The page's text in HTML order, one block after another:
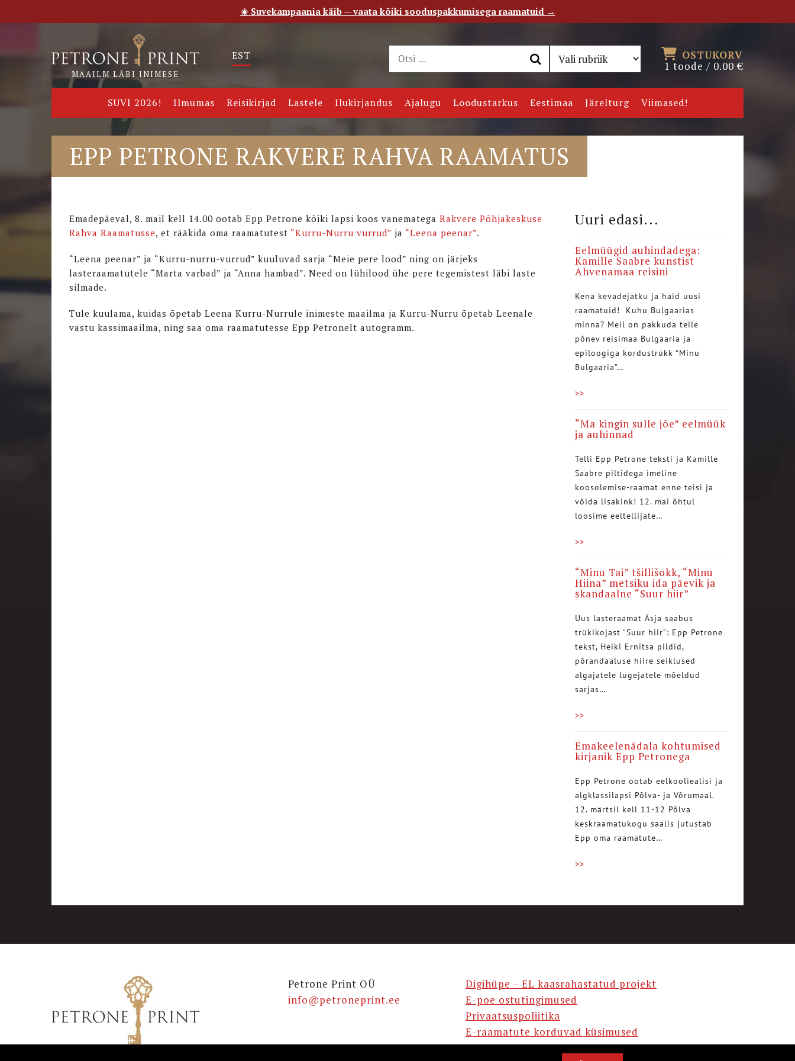
Meie saade Kontakt
MAAILM LÄBI INIMESE
EST
OSTUKORV
1 toode / 0.00€
SUVI 2026! Ilmumas Reisikirjad Lastele Ilukirjandus Ajalugu Loodustarkus Eestimaa Järelturg Viimased!
EPP PETRONE RAKVERE RAHVA RAAMATUS
Emadepäeval, 8. mail kell 14.00 ootab Epp Petrone kõiki lapsi koos vanematega Rakvere Põhjakeskuse
Rahva Raamatusse, et rääkida oma raamatutest “Kurru-Nurru vurrud” ja “Leena peenar”.
“Leena peenar” ja “Kurru-nurru-vurrud” kuuluvad sarja “Meie pere lood” ning on järjeks
lasteraamatutele “Marta varbad” ja “Anna hambad”. Need on lühilood ühe pere tegemistest läbi laste
silmade.
Tule kuulama, kuidas õpetab Leena Kurru-Nurrule inimeste maailma ja Kurru-Nurru õpetab Leenale
vastu kassimaailma, ning saa oma raamatutesse Epp Petronelt autogramm.
Uuri edasi...
Eelmüügid auhindadega:
Kamille Saabre kunstist
Ahvenamaa reisini
Kena kevadejätku ja häid uusi
raamatuid! Kuhu Bulgaarias
minna? Meil on pakkuda teile
põnev reisimaa Bulgaaria ja
epiloogiga kordustrükk “Minu
Bulgaaria”…
>>
“Ma kingin sulle jõe” eelmüük
ja auhinnad
Telli Epp Petrone teksti ja Kamille
Saabre piltidega imeline
koosolemise-raamat enne teisi ja
võida lisakink! 12. mai õhtul
loosime eeltellijate…
>>
“Minu Tai” tšillišokk, “Minu
Hiina” metsiku ida päevik ja
skandaalne “Suur hiir”
Uus lasteraamat Äsja saabus
trükikojast “Suur hiir”: Epp Petrone
tekst, Heiki Ernitsa pildid,
põrandaaluse hiire seiklused
algajatele lugejatele mõeldud
sarjas…
>>
Emakeelenädala kohtumised
kirjanik Epp Petronega
Epp Petrone ootab eelkooliealisi ja
algklassilapsi Põlva- ja Võrumaal.
12. märtsil kell 11-12 Põlva
keskraamatukogu saalis jutustab
Epp oma raamatute…
>>
Petrone Print OÜ
info@petroneprint.ee
Digihüpe – EL kaasrahastatud projekt
E-poe ostutingimused
Privaatsuspoliitika
E-raamatute korduvad küsimused
☀️ Suvekampaania käib — vaata kõiki sooduspakkumisega raamatuid →